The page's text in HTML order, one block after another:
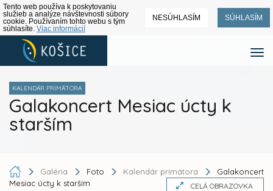
Tento web používa k poskytovaniu
služieb a analýze návštevnosti súbory
cookie. Používaním tohto webu s tým
súhlasíte. Viac informácií
NESÚHLASÍM SÚHLASÍM
KALENDÁR PRIMÁTORA
Galakoncert Mesiac úcty k
starším
Galéria Foto Kalendár primátora
Galakoncert
Mesiac úcty k starším
CELÁ OBRAZOVKA